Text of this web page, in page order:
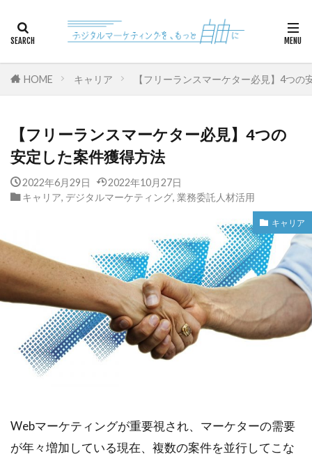
HOME キャリア 【フリーランスマーケター必見】4つの
【フリーランスマーケター必見】4つの
安定した案件獲得方法
2022年6月29日
2022年10月27日
キャリア, デジタルマーケティング, 業務委託人材活用
キャリア
Webマーケティングが重要視され、マーケターの需要
が年々増加している現在、複数の案件を並行してこな